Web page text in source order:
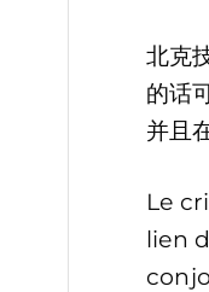
北克
的话
并且
Le
lien